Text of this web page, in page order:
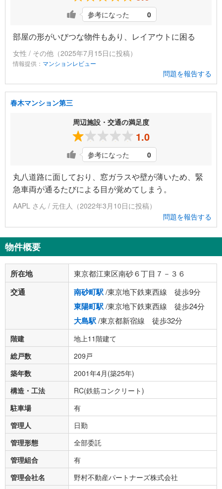
参考になった 0
部屋の形がいびつな物件もあり、レイアウトに困る
女性 / その他（2025年7月15日に投稿）
情報提供： マンションレビュー
問題を報告する
春木マンション第三
周辺施設・交通の満足度
1.0
参考になった 0
丸八道路に面しており、窓ガラスや壁が薄いため、緊
急車両が通るたびによる目が覚めてしまう。
AAPL さん / 元住人（2022年3月10日に投稿）
問題を報告する
物件概要
所在地 東京都江東区南砂６丁目７－３６
交通 南砂町駅/東京地下鉄東西線 徒歩9分
東陽町駅/東京地下鉄東西線 徒歩24分
大島駅/東京都新宿線 徒歩32分
階建
地上11階建て
総戸数
209戸
築年数
2001年4月(築25年)
構造・工法
RC(鉄筋コンクリート)
駐車場
有
管理人
日勤
管理形態
全部委託
管理組合
有
管理会社名
野村不動産パートナーズ株式会社